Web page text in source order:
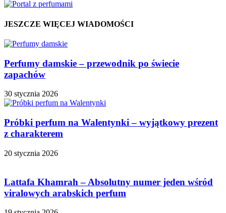
JESZCZE WIĘCEJ WIADOMOŚCI
Perfumy damskie – przewodnik po świecie
zapachów
30 stycznia 2026
Próbki perfum na Walentynki – wyjątkowy prezent
z charakterem
20 stycznia 2026
Lattafa Khamrah – Absolutny numer jeden wśród
viralowych arabskich perfum